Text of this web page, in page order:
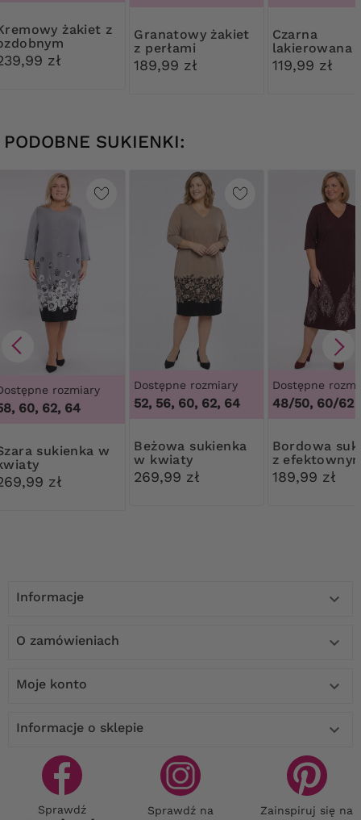
z
zł
Granatowy żakiet
z perłami
189,99 zł
Czarna
lakierowana
kopertówka
119,99 zł
PODOBNE SUKIENKI:
rozmiary
60, 62, 64
w
zł
Dostępne rozmiary
52, 56, 60, 62, 64
Beżowa sukienka
w kwiaty
269,99 zł
Dostępne
48/50, 60/62
Bordowa sukienka
z
dołem
189,99 zł
Informacje 
O zamówieniach 
Moje konto 
Informacje o sklepie 
Sprawdź Sprawdź na Zainspiruj się na